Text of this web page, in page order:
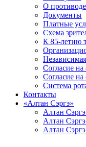
О
Документы
Платные
Схема
К 85-летию
Согласие
Согласие
Система
Контакты
«Алтан Сэргэ»
Алтан
Алтан
Алтан Сэргэ